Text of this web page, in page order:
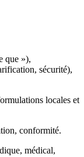
que »),
sécurité),
locales et
conformité.
médical,